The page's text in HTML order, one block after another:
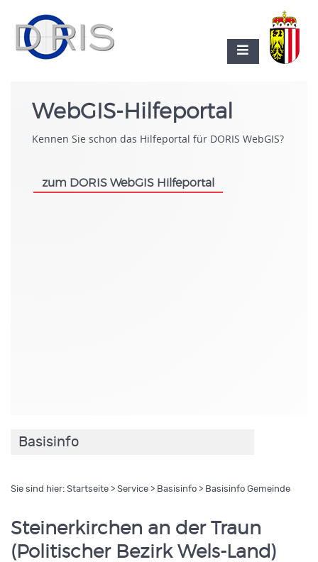
WebGIS-Hilfeportal
Kennen Sie schon das Hilfeportal für DORIS WebGIS?
zum DORIS WebGIS Hilfeportal
Basisinfo
Sie sind hier: Startseite > Service > Basisinfo > Basisinfo Gemeinde
Steinerkirchen an der Traun
(Politischer Bezirk Wels-Land)